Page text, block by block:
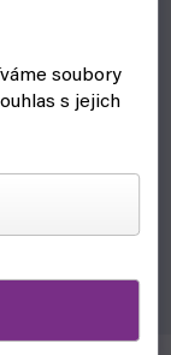
soubory
s jejich